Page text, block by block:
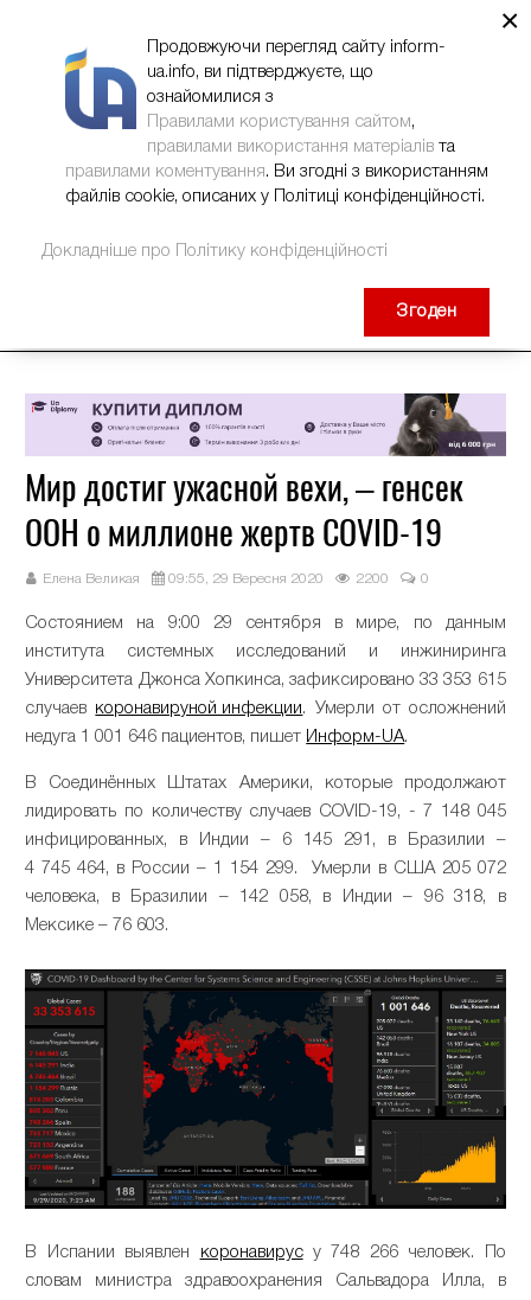
Мир достиг ужасной вехи, – генсек
ООН о миллионе жертв COVID-19
Елена Великая 09:55, 29 Вересня 2020 2200 0
Состоянием на 9:00 29 сентября в мире, по данным
института системных исследований и инжиниринга
Университета Джонса Хопкинса, зафиксировано 33 353 615
случаев коронавируной инфекции. Умерли от осложнений
недуга 1 001 646 пациентов, пишет Информ-UA.
В Соединённых Штатах Америки, которые продолжают
лидировать по количеству случаев COVID-19, - 7 148 045
инфицированных, в Индии – 6 145 291, в Бразилии –
4 745 464, в России – 1 154 299. Умерли в США 205 072
человека, в Бразилии – 142 058, в Индии – 96 318, в
Мексике – 76 603.
В Испании выявлен коронавирусу 748 266 человек. По
словам министра здравоохранения Сальвадора Илла, в
×
Продовжуючи перегляд сайту inform-
ua.info, ви підтверджуєте, що
ознайомилися з
Правилами користування сайтом,
правилами використання матеріалів та
правилами коментування. Ви згодні з використанням
файлів cookie, описаних у Політиці конфіденційності.
Докладніше про Політику конфіденційності
Згоден